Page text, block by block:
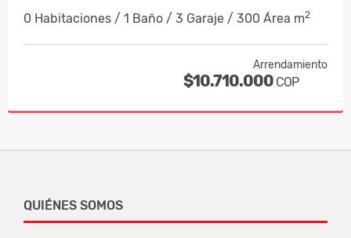
0 Habitaciones / 1 Baño / 3 Garaje / 300 Área m2
Arrendamiento
$10.710.000 COP
QUIÉNES SOMOS